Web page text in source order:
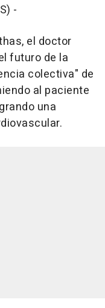
-
el doctor
futuro de la
colectiva" de
al paciente
una